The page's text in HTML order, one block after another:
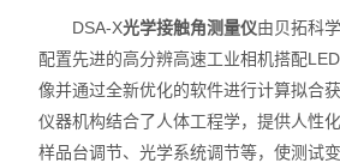
光谱部件及外设
差示/热重/差热/热分析
DSA-X光学接触角测量仪由贝拓科
配置先进的高分辨高速工业相机搭配
像并通过全新优化的软件进行计算拟合
仪器机构结合了人体工程学，提供人性
样品台调节、光学系统调节等，使测试